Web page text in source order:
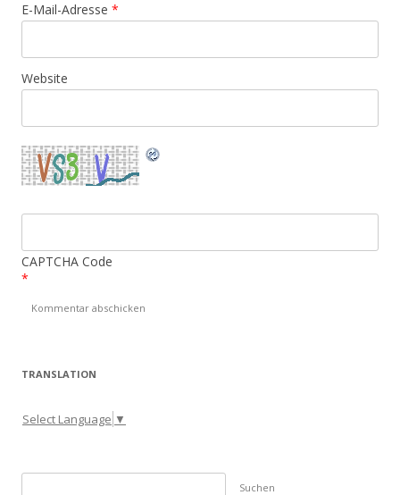
E-Mail-Adresse *
Website
CAPTCHA Code
*
TRANSLATION
Select Language ▼